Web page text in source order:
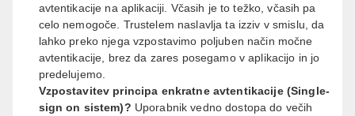
avtentikacije na aplikaciji. Včasih je to težko, včasih pa
celo nemogoče. Trustelem naslavlja ta izziv v smislu, da
lahko preko njega vzpostavimo poljuben način močne
avtentikacije, brez da zares posegamo v aplikacijo in jo
predelujemo.
Vzpostavitev principa enkratne avtentikacije (Single-
sign on sistem)? Uporabnik vedno dostopa do večih